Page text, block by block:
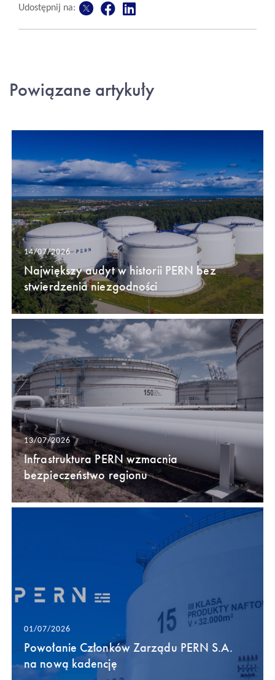
Udostępnij na:
Powiązane artykuły
14/07/2026
Największy audyt w historii PERN bez
stwierdzenia niezgodności
13/07/2026
Infrastruktura PERN wzmacnia
bezpieczeństwo regionu
01/07/2026
Powołanie Członków Zarządu PERN S.A.
na nową kadencję